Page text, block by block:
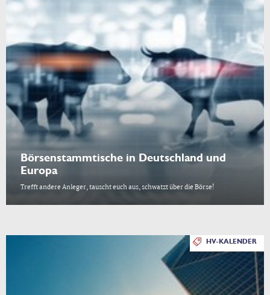
Börsenstammtische in Deutschland und
Europa
Trefft andere Anleger, tauscht euch aus, schwatzt über die Börse!
HV-KALENDER